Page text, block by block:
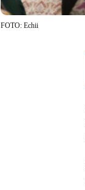
FOTO: Echii